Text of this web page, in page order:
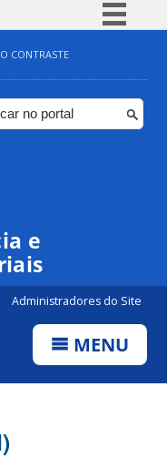
Simplifique!
Comunica BR
Participe
CONTRASTE
e
Administradores do Site
MENU